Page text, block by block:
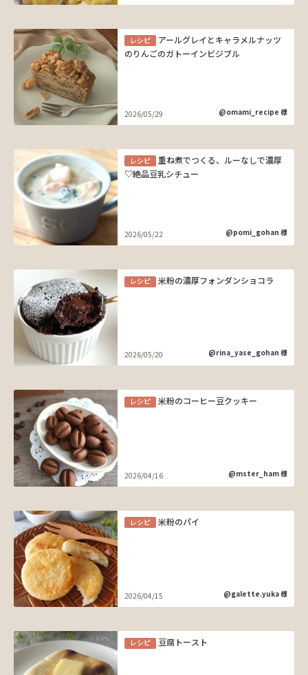
レシピ
アールグレイとキャラメルナッツ
のりんごのガトーインビジブル
2026/05/29 @omami_recipe 様
レシピ
重ね煮でつくる、ルーなしで濃厚
♡絶品豆乳シチュー
2026/05/22 @pomi_gohan 様
レシピ 米粉の濃厚フォンダンショコラ
2026/05/20 @rina_yase_gohan 様
レシピ 米粉のコーヒー豆クッキー
2026/04/16 @mster_ham 様
レシピ 米粉のパイ
2026/04/15 @galette.yuka 様
レシピ 豆腐トースト